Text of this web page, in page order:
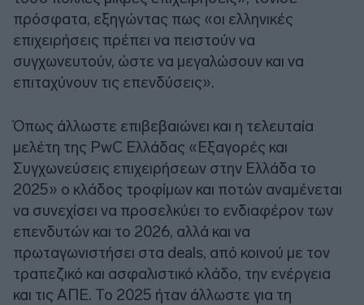
πρόσφατα, εξηγώντας πως «οι ελληνικές
επιχειρήσεις πρέπει να πειστούν να
συγχωνευτούν, ώστε να μεγαλώσουν και να
επιταχύνουν τις επενδύσεις».
Όπως άλλωστε επιβεβαιώνει και η τελευταία
μελέτη της PwC Ελλάδας «Εξαγορές και
Συγχωνεύσεις επιχειρήσεων στην Ελλάδα το
2025» ο κλάδος τροφίμων και ποτών αναμένεται
να συνεχίσει να προσελκύει το ενδιαφέρον των
επενδυτών και το 2026, αλλά και να
πρωταγωνιστήσει στα deals, από κοινού με τον
τραπεζικό και ασφαλιστικό κλάδο, την ενέργεια
και τις ΑΠΕ. Το 2025 ήταν άλλωστε για τη